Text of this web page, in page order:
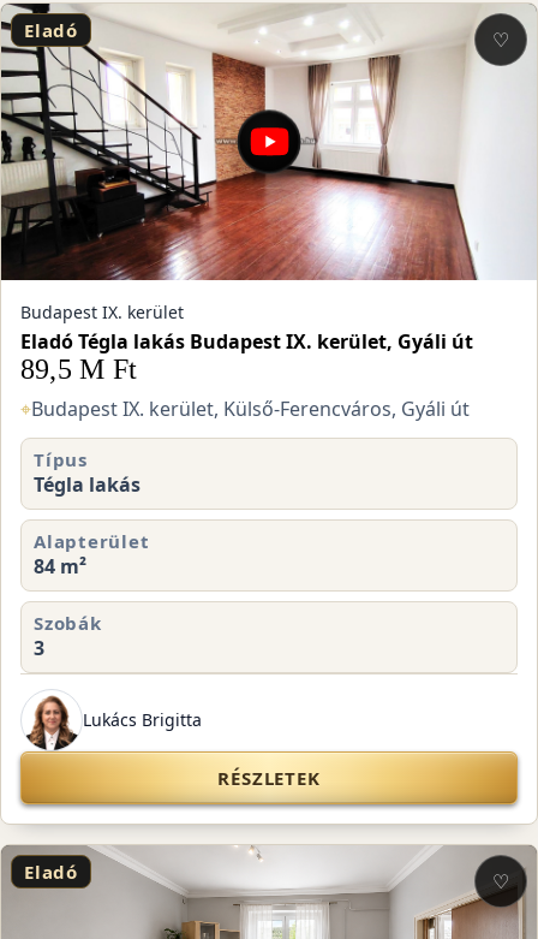
Eladó ♡
Budapest IX. kerület
Eladó Tégla lakás Budapest IX. kerület, Gyáli út
89,5 M Ft
⌖Budapest IX. kerület, Külső-Ferencváros, Gyáli út
Típus
Tégla lakás
Alapterület
84 m²
Szobák
3
Lukács Brigitta
RÉSZLETEK
Eladó ♡